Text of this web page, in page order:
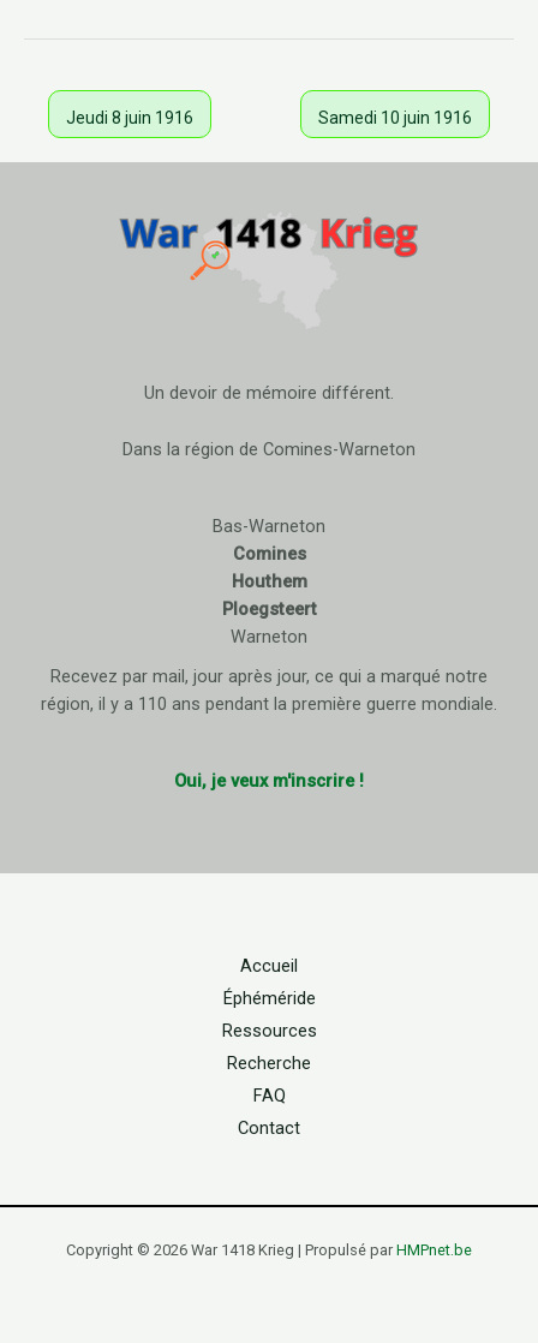
Jeudi 8 juin 1916 Samedi 10 juin 1916
Un devoir de mémoire différent.
Dans la région de Comines-Warneton
Bas-Warneton
Comines
Houthem
Ploegsteert
Warneton
Recevez par mail, jour après jour, ce qui a marqué notre
région, il y a 110 ans pendant la première guerre mondiale.
Oui, je veux m'inscrire !
Accueil
Éphéméride
Ressources
Recherche
FAQ
Contact
Copyright © 2026 War 1418 Krieg | Propulsé par HMPnet.be